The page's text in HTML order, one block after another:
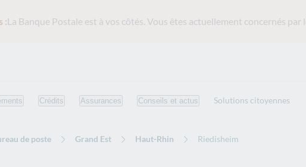
:La Banque Postale est à vos côtés. Vous êtes actuellement concernés par
Crédits Assurances Conseils et actus Solutions citoyennes
de poste Grand Est Haut-Rhin Riedisheim